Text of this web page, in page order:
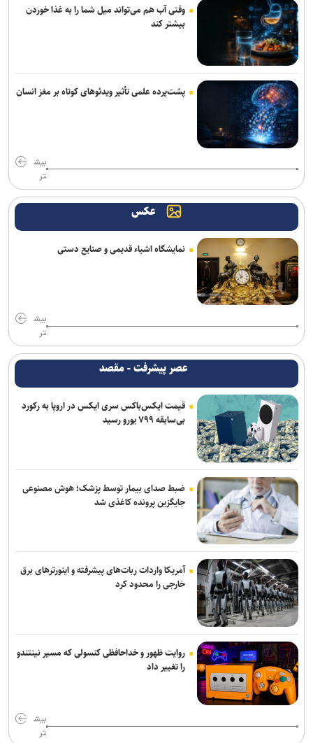
پرورش اندام/ حضور عضو هیات مدیره پرسپولیس
کلباسی به چادرملو پیوست
عالیشاه در یک قدمی گل‌گهر
باقری قراردادش را با پیکان تمدید کرد
روزنامه‌های ورزشی چهارشنبه ۱۴ مرداد ۱۴۰۵
روزنامه های ورزشی پنجشنبه ۱۵ مرداد ۱۴۰۵
کار اصلی من برای ناگویا از دو تورنمنت بعد آغاز می‌شود/ برخورداری: قانون
سرباز قهرمان کمک خوبی است+فیلم
برزگر: همای سعادت روی دوش تارتار نشسته است/ عیار واقعی پرسپولیس
از هفته پنجم به بعد مشخص می‌شود
فریدونی: دلیل بسته ماندن پنجره استقلال ۴ فسخ غیر موجه در دو سال
بوده است/ تاجرنیا دوست دارد خودش را تبرئه کند
نعمت‌پور بعد از قبول مسئولیت سپاهان در لیگ برتر فرنگی: اولویت‌مان
در سال اول قهرمانی نیست
مس رفسنجان منتظر رأی CAS/ آغاز تمرینات نارنجی پوشان از هفته آینده
صنعت نفت مهاجم مس شهر بابک را جذب کرد
دروازه‌بان‌های سابق پرسپولیس و تراکتور به شمس آذر پیوستند
وقتی آب هم می‌تواند میل شما را به غذا خوردن
بیشتر کند
پشت‌پرده علمی تأثیر ویدئو‌های کوتاه بر مغز انسان
بیش
تر
عکس
نمایشگاه اشیاء قدیمی و صنایع دستی
بیش
تر
عصر پیشرفت - مقصد
قیمت ایکس‌باکس سری ایکس در اروپا به رکورد
بی‌سابقه ۷۹۹ یورو رسید
ضبط صدای بیمار توسط پزشک؛ هوش مصنوعی
جایگزین پرونده کاغذی شد
آمریکا واردات ربات‌های پیشرفته و اینورترهای برق
خارجی را محدود کرد
روایت ظهور و خداحافظی کنسولی که مسیر نینتندو
را تغییر داد
بیش
تر